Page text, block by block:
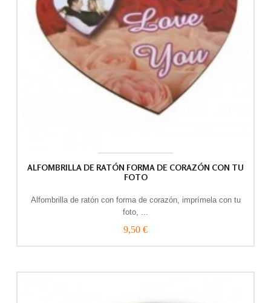
ALFOMBRILLA DE RATÓN FORMA DE CORAZÓN CON TU
FOTO
Alfombrilla de ratón con forma de corazón, imprímela con tu
foto, ...
9,50 €